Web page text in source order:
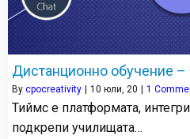
Дистанционно обучение
By cpocreativity 10 юли, 20 1
Тиймс е платформата,
подкрепи училищата…